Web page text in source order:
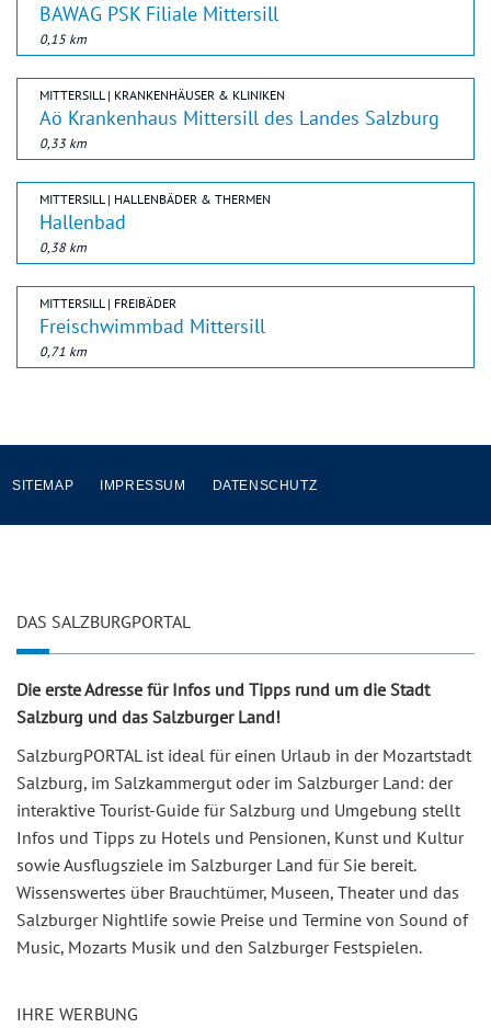
BAWAG PSK Filiale Mittersill
0,15 km
MITTERSILL | KRANKENHÄUSER & KLINIKEN
Aö Krankenhaus Mittersill des Landes Salzburg
0,33 km
MITTERSILL | HALLENBÄDER & THERMEN
Hallenbad
0,38 km
MITTERSILL | FREIBÄDER
Freischwimmbad Mittersill
0,71 km
SITEMAP IMPRESSUM DATENSCHUTZ
DAS SALZBURGPORTAL
Die erste Adresse für Infos und Tipps rund um die Stadt
Salzburg und das Salzburger Land!
SalzburgPORTAL ist ideal für einen Urlaub in der Mozartstadt
Salzburg, im Salzkammergut oder im Salzburger Land: der
interaktive Tourist-Guide für Salzburg und Umgebung stellt
Infos und Tipps zu Hotels und Pensionen, Kunst und Kultur
sowie Ausflugsziele im Salzburger Land für Sie bereit.
Wissenswertes über Brauchtümer, Museen, Theater und das
Salzburger Nightlife sowie Preise und Termine von Sound of
Music, Mozarts Musik und den Salzburger Festspielen.
IHRE WERBUNG